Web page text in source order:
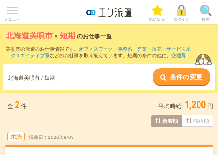
メニュー 気になる! ログイン 検索
北海道美唄市 ×短期のお仕事一覧
美唄市の派遣のお仕事情報です。 オフィスワーク・事務系、 営業・販売・サービス系
、 クリエイティブ系などのお仕事を取り揃えています。短期の条件の他に、 交通費別
北海道美唄市 / 短期 条件の変更
全 2件 平均時給: 1,200 円
新着順 時給順
未読 掲載日 2026/08/03